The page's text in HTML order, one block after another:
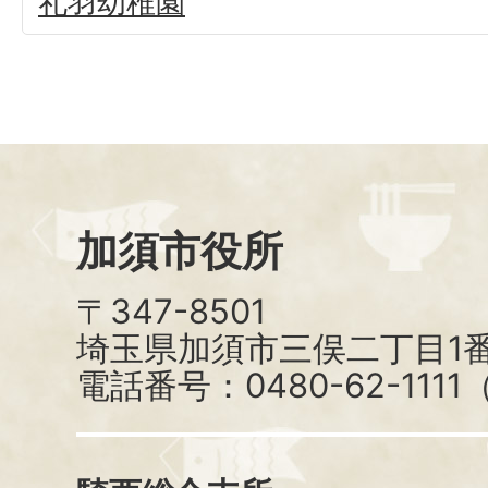
加須市役所
〒347-8501
埼玉県加須市三俣二丁目1
電話番号：0480-62-1111